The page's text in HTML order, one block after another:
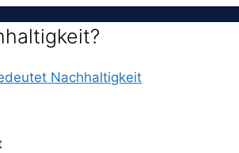
Nachhaltigkeit